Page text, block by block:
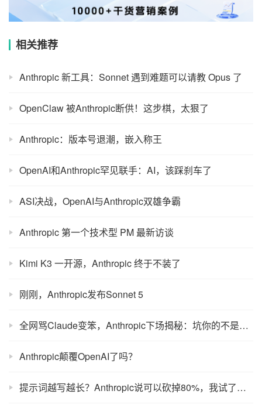
相关推荐
Anthropic 新工具：Sonnet 遇到难题可以请教 Opus 了
OpenClaw 被Anthropic断供！这步棋，太狠了
Anthropic：版本号退潮，嵌入称王
OpenAI和Anthropic罕见联手：AI，该踩刹车了
ASI决战，OpenAI与Anthropic双雄争霸
Anthropic 第一个技术型 PM 最新访谈
Kimi K3 一开源，Anthropic 终于不装了
刚刚，Anthropic发布Sonnet 5
全网骂Claude变笨，Anthropic下场揭秘：坑你的不是模型
Anthropic颠覆OpenAI了吗？
提示词越写越长？Anthropic说可以砍掉80%，我试了真的行